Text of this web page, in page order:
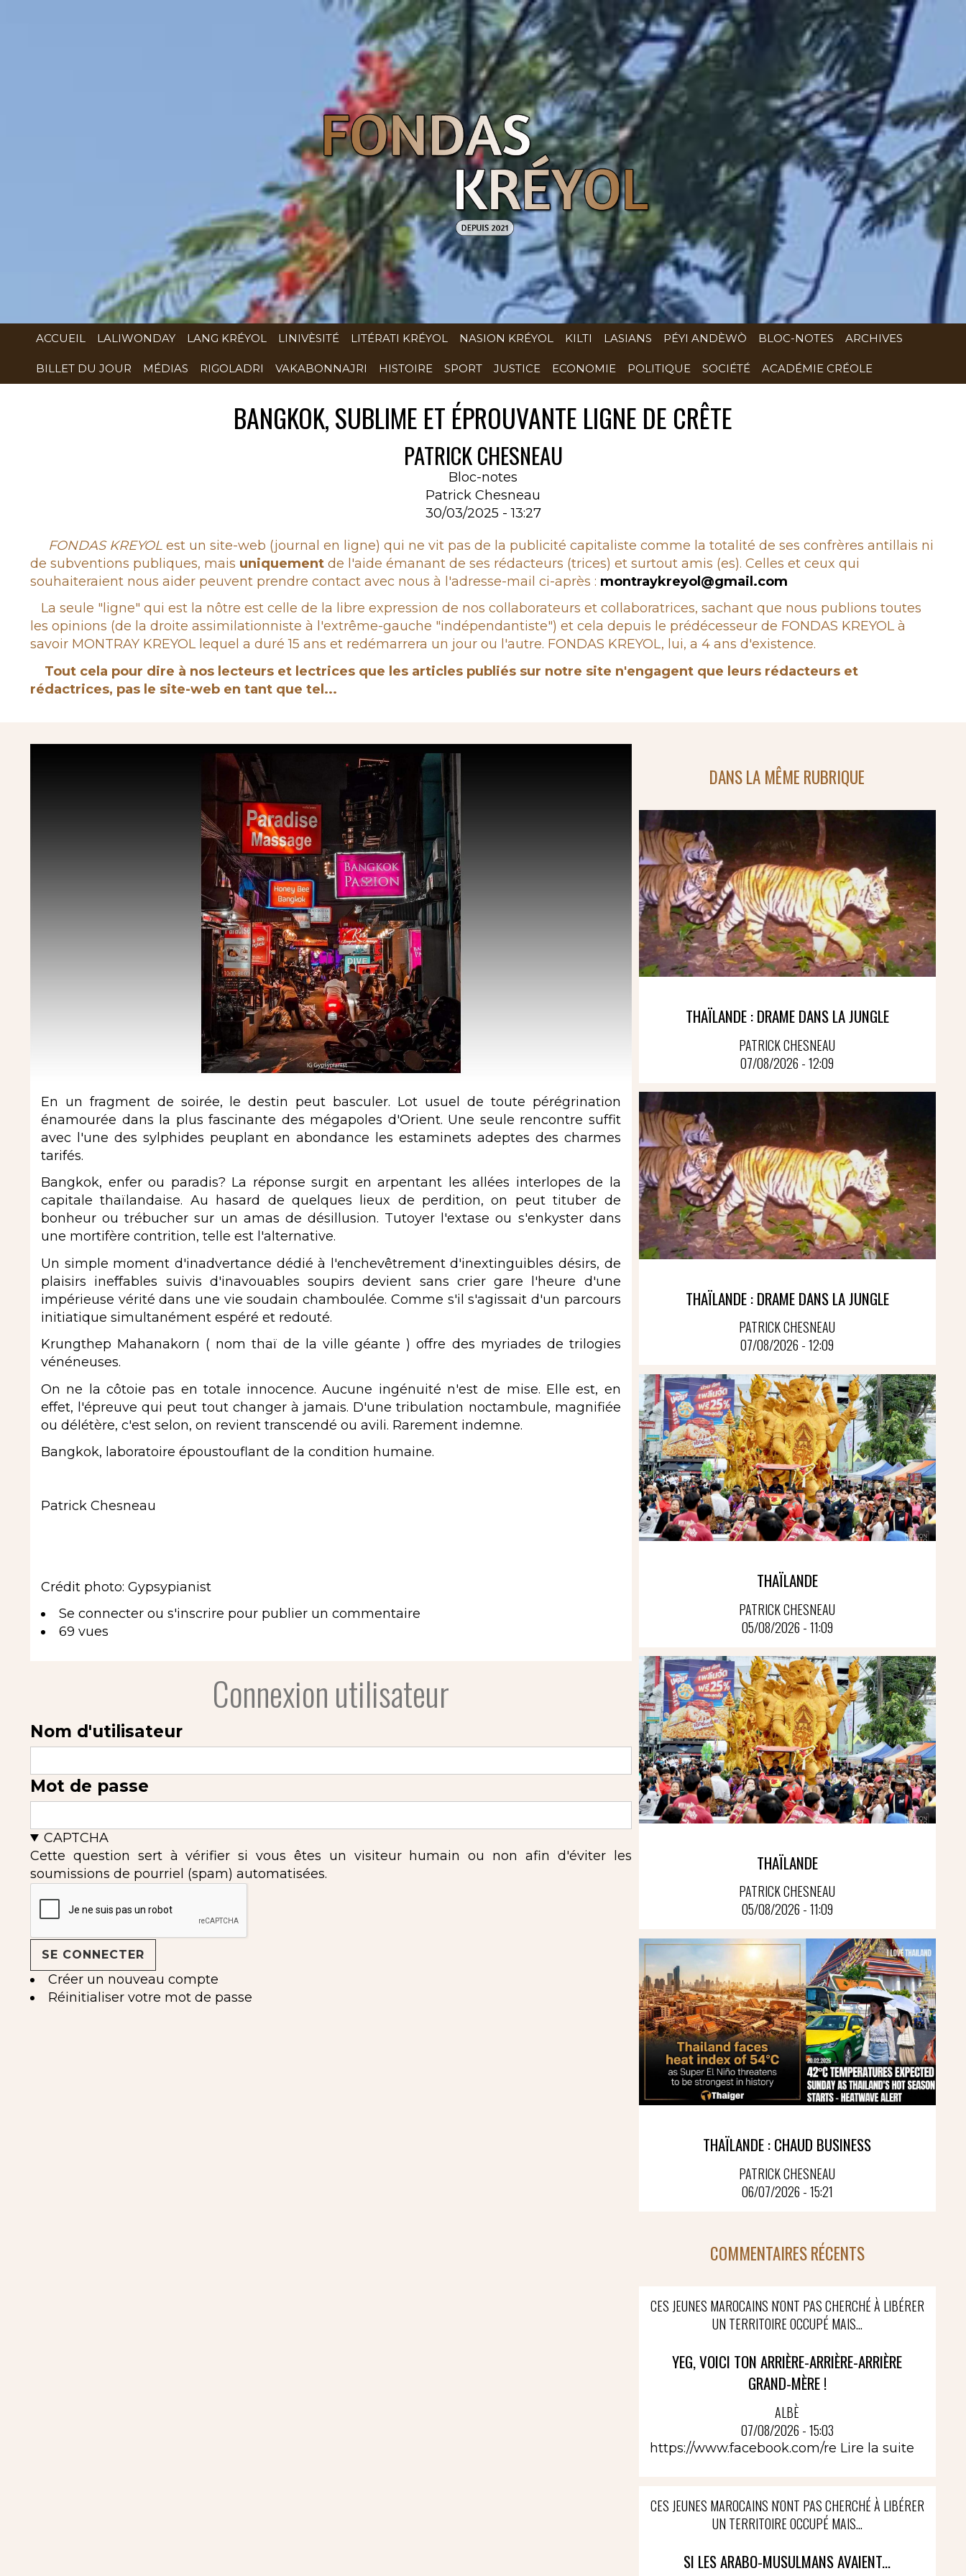
ACCUEIL LALIWONDAY LANG KRÉYOL LINIVÈSITÉ LITÉRATI KRÉYOL NASION KRÉYOL KILTI LASIANS PÉYI ANDÈWÒ BLOC-NOTES ARCHIVES
BILLET DU JOUR MÉDIAS RIGOLADRI VAKABONNAJRI HISTOIRE SPORT JUSTICE ECONOMIE POLITIQUE SOCIÉTÉ ACADÉMIE CRÉOLE
BANGKOK, SUBLIME ET ÉPROUVANTE LIGNE DE CRÊTE
PATRICK CHESNEAU
Bloc-notes
Patrick Chesneau
30/03/2025 - 13:27
Rubrique
FONDAS KREYOL est un site-web (journal en ligne) qui ne vit pas de la publicité capitaliste comme la totalité de ses confrères antillais ni
de subventions publiques, mais uniquement de l'aide émanant de ses rédacteurs (trices) et surtout amis (es). Celles et ceux qui
souhaiteraient nous aider peuvent prendre contact avec nous à l'adresse-mail ci-après : montraykreyol@gmail.com
La seule "ligne" qui est la nôtre est celle de la libre expression de nos collaborateurs et collaboratrices, sachant que nous publions toutes
les opinions (de la droite assimilationniste à l'extrême-gauche "indépendantiste") et cela depuis le prédécesseur de FONDAS KREYOL à
savoir MONTRAY KREYOL lequel a duré 15 ans et redémarrera un jour ou l'autre. FONDAS KREYOL, lui, a 4 ans d'existence.
Tout cela pour dire à nos lecteurs et lectrices que les articles publiés sur notre site n'engagent que leurs rédacteurs et
rédactrices, pas le site-web en tant que tel...
En un fragment de soirée, le destin peut basculer. Lot usuel de toute pérégrination
énamourée dans la plus fascinante des mégapoles d'Orient. Une seule rencontre suffit
avec l'une des sylphides peuplant en abondance les estaminets adeptes des charmes
tarifés.
Bangkok, enfer ou paradis? La réponse surgit en arpentant les allées interlopes de la
capitale thaïlandaise. Au hasard de quelques lieux de perdition, on peut tituber de
bonheur ou trébucher sur un amas de désillusion. Tutoyer l'extase ou s'enkyster dans
une mortifère contrition, telle est l'alternative.
Un simple moment d'inadvertance dédié à l'enchevêtrement d'inextinguibles désirs, de
plaisirs ineffables suivis d'inavouables soupirs devient sans crier gare l'heure d'une
impérieuse vérité dans une vie soudain chamboulée. Comme s'il s'agissait d'un parcours
initiatique simultanément espéré et redouté.
Krungthep Mahanakorn ( nom thaï de la ville géante ) offre des myriades de trilogies
vénéneuses.
On ne la côtoie pas en totale innocence. Aucune ingénuité n'est de mise. Elle est, en
effet, l'épreuve qui peut tout changer à jamais. D'une tribulation noctambule, magnifiée
ou délétère, c'est selon, on revient transcendé ou avili. Rarement indemne.
Bangkok, laboratoire époustouflant de la condition humaine.
Patrick Chesneau
Crédit photo: Gypsypianist
Se connecter ou s'inscrire pour publier un commentaire
69 vues
Connexion utilisateur
Nom d'utilisateur
Mot de passe
CAPTCHA
Cette question sert à vérifier si vous êtes un visiteur humain ou non afin d'éviter les
soumissions de pourriel (spam) automatisées.
Créer un nouveau compte
Réinitialiser votre mot de passe
DANS LA MÊME RUBRIQUE
THAÏLANDE : DRAME DANS LA JUNGLE
PATRICK CHESNEAU
07/08/2026 - 12:09
THAÏLANDE : DRAME DANS LA JUNGLE
PATRICK CHESNEAU
07/08/2026 - 12:09
THAÏLANDE
PATRICK CHESNEAU
05/08/2026 - 11:09
THAÏLANDE
PATRICK CHESNEAU
05/08/2026 - 11:09
THAÏLANDE : CHAUD BUSINESS
PATRICK CHESNEAU
06/07/2026 - 15:21
COMMENTAIRES RÉCENTS
CES JEUNES MAROCAINS N'ONT PAS CHERCHÉ À LIBÉRER
UN TERRITOIRE OCCUPÉ MAIS...
YEG, VOICI TON ARRIÈRE-ARRIÈRE-ARRIÈRE
GRAND-MÈRE !
ALBÈ
07/08/2026 - 15:03
https://www.facebook.com/re Lire la suite
CES JEUNES MAROCAINS N'ONT PAS CHERCHÉ À LIBÉRER
UN TERRITOIRE OCCUPÉ MAIS...
SI LES ARABO-MUSULMANS AVAIENT...